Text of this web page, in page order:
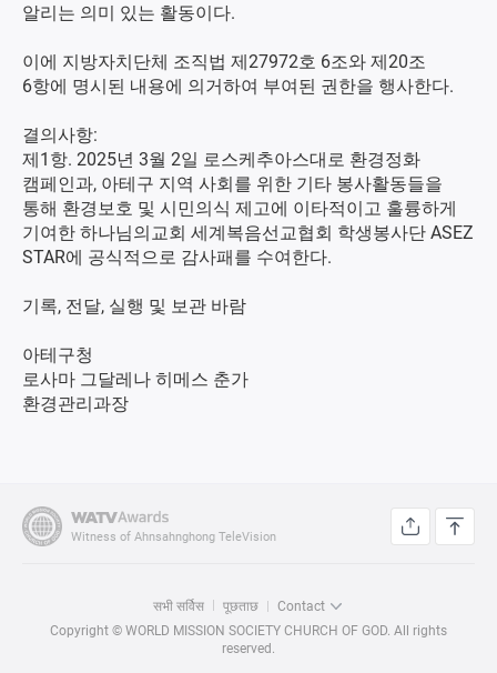
알리는 의미 있는 활동이다.
이에 지방자치단체 조직법 제27972호 6조와 제20조
6항에 명시된 내용에 의거하여 부여된 권한을 행사한다.
결의사항:
제1항. 2025년 3월 2일 로스케추아스대로 환경정화
캠페인과, 아테구 지역 사회를 위한 기타 봉사활동들을
통해 환경보호 및 시민의식 제고에 이타적이고 훌륭하게
기여한 하나님의교회 세계복음선교협회 학생봉사단 ASEZ
STAR에 공식적으로 감사패를 수여한다.
기록, 전달, 실행 및 보관 바람
아테구청
로사마 그달레나 히메스 춘가
환경관리과장
Witness of Ahnsahnghong TeleVision
सभी सर्विस पूछताछ
Contact
Copyright © WORLD MISSION SOCIETY CHURCH OF GOD. All rights
reserved.